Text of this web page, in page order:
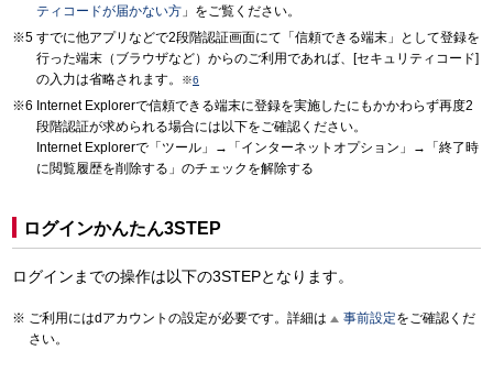
ティコードが届かない方 」をご覧ください。
すでに他アプリなどで2段階認証画面にて「信頼できる端末」として登録を
行った端末（ブラウザなど）からのご利用であれば、[セキュリティコード]
の入力は省略されます。
※6
Internet Explorerで信頼できる端末に登録を実施したにもかかわらず再度2
段階認証が求められる場合には以下をご確認ください。
Internet Explorerで「ツール」→「インターネットオプション」→「終了時
に閲覧履歴を削除する」のチェックを解除する
ログインかんたん3STEP
ログインまでの操作は以下の3STEPとなります。
ご利用にはdアカウントの設定が必要です。詳細は 事前設定をご確認くだ
さい。